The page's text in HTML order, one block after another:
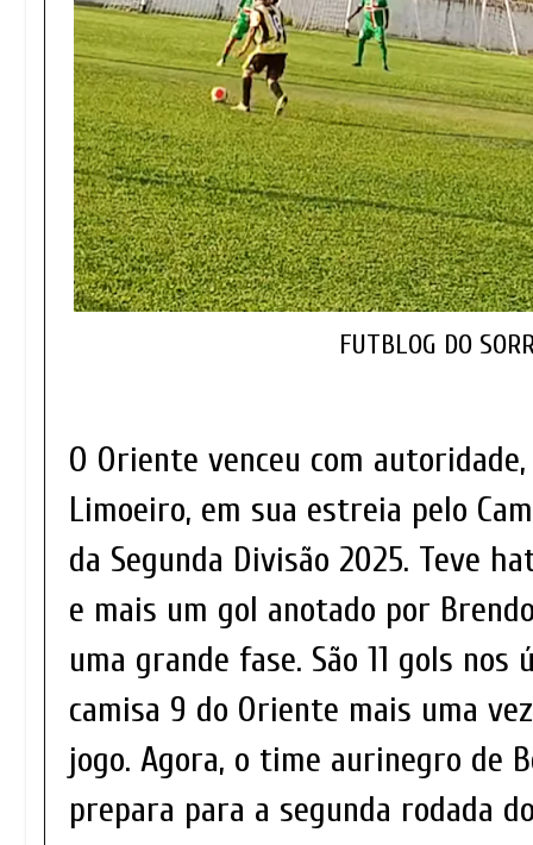
FUTBLOG DO
O Oriente venceu com
Limoeiro, em sua estreia pelo
da Segunda Divisão 2025. Teve
e mais um gol anotado por
uma grande fase. São 11 gols
camisa 9 do Oriente mais uma
jogo. Agora, o time aurinegro de
prepara para a segunda rodada